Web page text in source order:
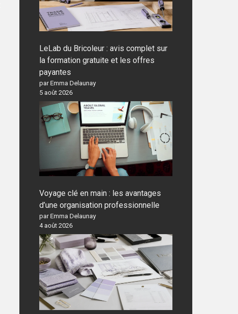
LeLab du Bricoleur : avis complet sur
la formation gratuite et les offres
payantes
par Emma Delaunay
5 août 2026
Voyage clé en main : les avantages
d’une organisation professionnelle
par Emma Delaunay
4 août 2026